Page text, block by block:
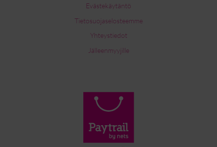
Evästekäytäntö
Tietosuojaselosteemme
Yhteystiedot
Jälleenmyyjille